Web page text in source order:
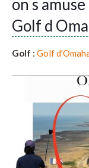
on s
Golf d
Golf : Golf